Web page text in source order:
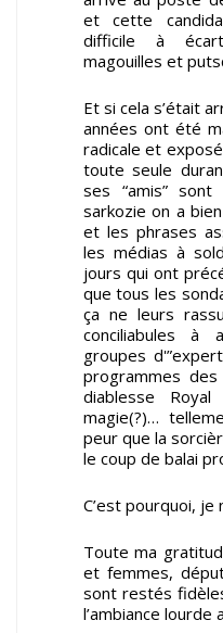
et cette
difficile à
magouilles et
Et si cela s’était
années ont été
radicale et
toute seule
ses “amis”
sarkozie on a
et les phrases
les médias à
jours qui ont
que tous les
ça ne leurs
conciliabules à
groupes
programmes
diablesse
magie(?)…
peur que la
le coup de balai
C’est pourquoi, je
Toute ma
et femmes,
sont restés
l’ambiance lourde